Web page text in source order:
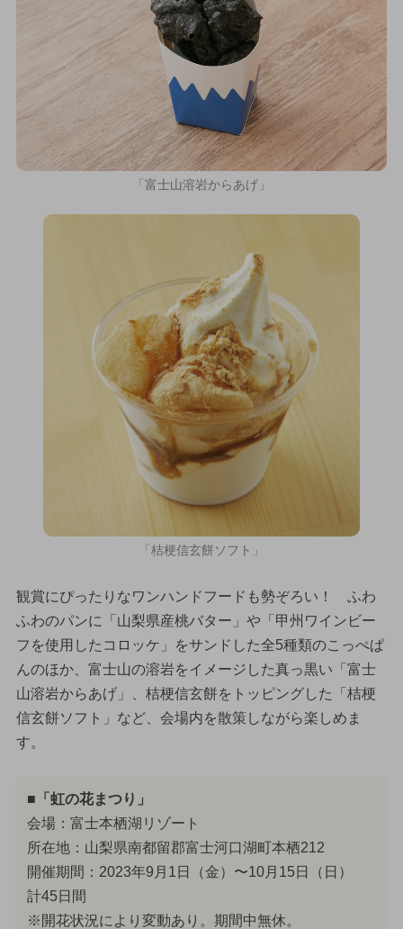
「富士山溶岩からあげ」
「桔梗信玄餅ソフト」
観賞にぴったりなワンハンドフードも勢ぞろい！ ふわ
ふわのパンに「山梨県産桃バター」や「甲州ワインビー
フを使用したコロッケ」をサンドした全5種類のこっぺぱ
んのほか、富士山の溶岩をイメージした真っ黒い「富士
山溶岩からあげ」、桔梗信玄餅をトッピングした「桔梗
信玄餅ソフト」など、会場内を散策しながら楽しめま
す。
■「虹の花まつり」
会場：富士本栖湖リゾート
所在地：山梨県南都留郡富士河口湖町本栖212
開催期間：2023年9月1日（金）〜10月15日（日）
計45日間
※開花状況により変動あり。期間中無休。